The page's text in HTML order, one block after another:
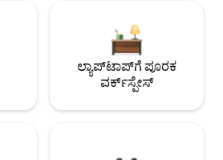
ಲ್ಯಾಪ್‌ಟಾಪ್‌ಗೆ ಪೂರಕ
ವರ್ಕ್‌ಸ್ಪೇಸ್